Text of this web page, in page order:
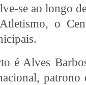
se ao longo
o
é Alves